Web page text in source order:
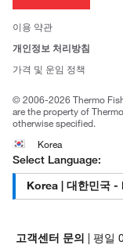
사회적 책임
브랜드
이용 약관
개인정보 처리방침
가격 및 운임 정책
© 2006-2026 Thermo
are the property of
otherwise specified.
Korea
Select Language:
고객센터 문의 | 평일